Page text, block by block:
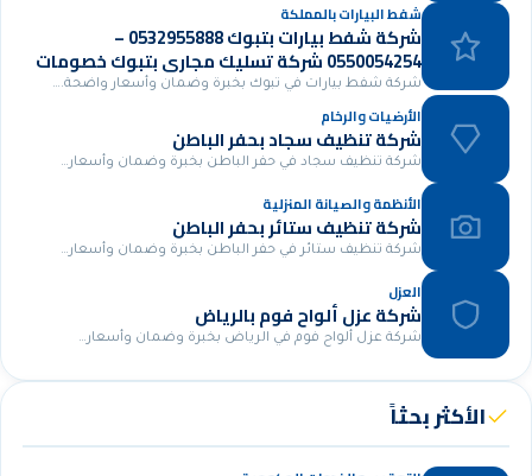
شفط البيارات بالمملكة
شركة شفط بيارات بتبوك 0532955888 –
0550054254 شركة تسليك مجاري بتبوك خصومات
مميزة 30%
شركة شفط بيارات في تبوك بخبرة وضمان وأسعار واضحة.…
الأرضيات والرخام
شركة تنظيف سجاد بحفر الباطن
شركة تنظيف سجاد في حفر الباطن بخبرة وضمان وأسعار…
الأنظمة والصيانة المنزلية
شركة تنظيف ستائر بحفر الباطن
شركة تنظيف ستائر في حفر الباطن بخبرة وضمان وأسعار…
العزل
شركة عزل ألواح فوم بالرياض
شركة عزل ألواح فوم في الرياض بخبرة وضمان وأسعار…
الأكثر بحثاً